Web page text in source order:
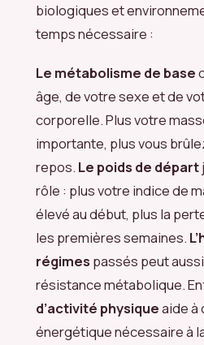
biologiques et
temps nécessaire :
Le métabolisme de base
âge, de votre sexe et de
corporelle. Plus votre
importante, plus vous
repos. Le poids de départ
rôle : plus votre indice de
élevé au début, plus la
les premières semaines.
régimes passés peut
résistance métabolique.
d’activité physiqueaide à
énergétique nécessaire à